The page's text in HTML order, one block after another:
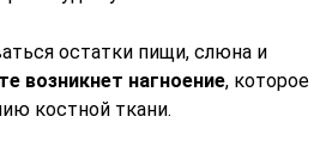
остатки пищи, слюна и
возникнет нагноение, которое
костной ткани.